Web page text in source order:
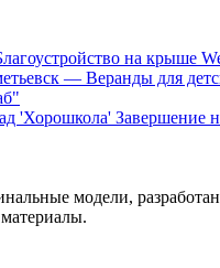
на крыше
— Веранды для
Завершение
модели,